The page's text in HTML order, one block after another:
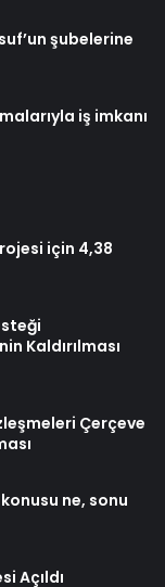
şubelerine
iş imkanı
için 4,38
Kaldırılması
Çerçeve
ne, sonu
Açıldı